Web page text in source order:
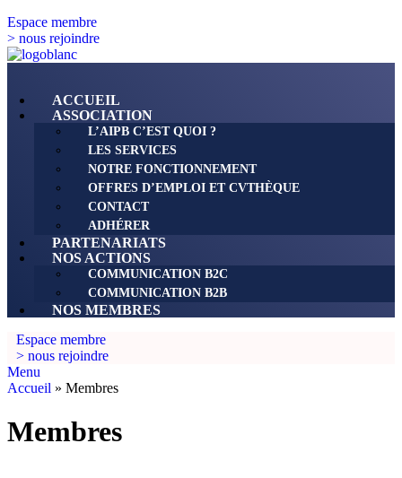
Espace membre
> nous rejoindre
ACCUEIL
ASSOCIATION
L’AIPB C’EST QUOI ?
LES SERVICES
NOTRE FONCTIONNEMENT
OFFRES D’EMPLOI ET CVTHÈQUE
CONTACT
ADHÉRER
PARTENARIATS
NOS ACTIONS
COMMUNICATION B2C
COMMUNICATION B2B
NOS MEMBRES
Espace membre
> nous rejoindre
Menu
Accueil » Membres
Membres